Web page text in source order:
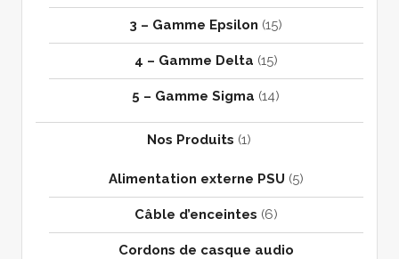
3 – Gamme Epsilon (15)
4 – Gamme Delta (15)
5 – Gamme Sigma (14)
Nos Produits (1)
Alimentation externe PSU (5)
Câble d’enceintes (6)
Cordons de casque audio